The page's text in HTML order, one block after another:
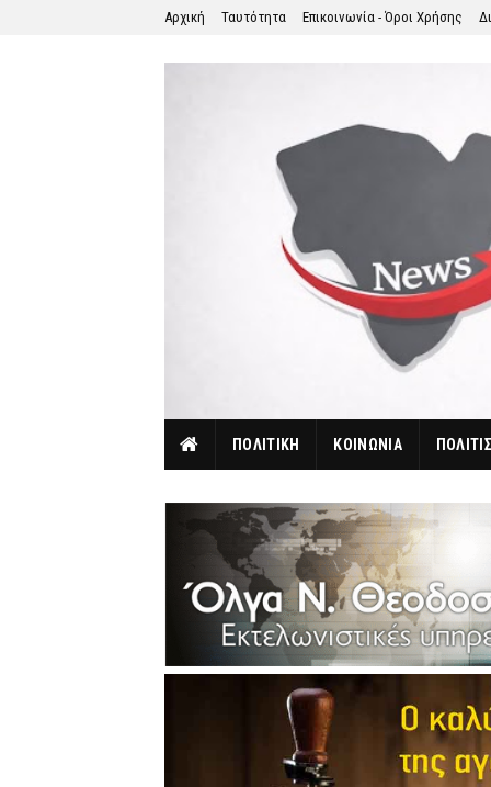
Αρχική Ταυτότητα Επικοινωνία - Όροι Χρήσης
ΠΟΛΙΤΙΚΗ ΚΟΙΝΩΝΙΑ